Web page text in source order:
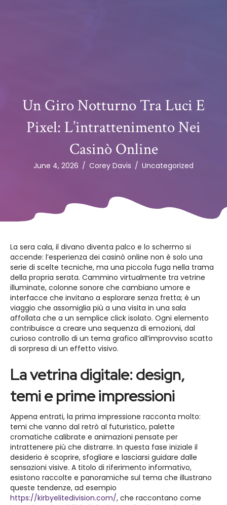
Un Giro Notturno Tra Luci E
Pixel: L’intrattenimento Nei
Casinò Online
June 4, 2026 / Corey Davis / Uncategorized
La sera cala, il divano diventa palco e lo schermo si
accende: l’esperienza dei casinò online non è solo una
serie di scelte tecniche, ma una piccola fuga nella trama
della propria serata. Cammino virtualmente tra vetrine
illuminate, colonne sonore che cambiano umore e
interfacce che invitano a esplorare senza fretta; è un
viaggio che assomiglia più a una visita in una sala
affollata che a un semplice click isolato. Ogni elemento
contribuisce a creare una sequenza di emozioni, dal
curioso controllo di un tema grafico all’improvviso scatto
di sorpresa di un effetto visivo.
La vetrina digitale: design,
temi e prime impressioni
Appena entrati, la prima impressione racconta molto:
temi che vanno dal retrò al futuristico, palette
cromatiche calibrate e animazioni pensate per
intrattenere più che distrarre. In questa fase iniziale il
desiderio è scoprire, sfogliare e lasciarsi guidare dalle
sensazioni visive. A titolo di riferimento informativo,
esistono raccolte e panoramiche sul tema che illustrano
queste tendenze, ad esempio
https://kirbyelitedivision.com/, che raccontano come